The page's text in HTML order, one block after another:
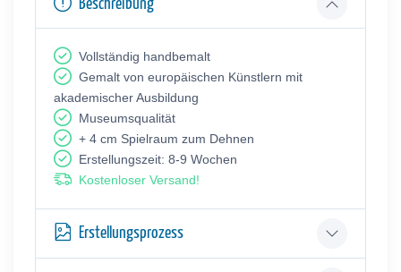
Beschreibung
Vollständig handbemalt
Gemalt von europäischen Künstlern mit
akademischer Ausbildung
Museumsqualität
+ 4 cm Spielraum zum Dehnen
Erstellungszeit: 8-9 Wochen
Kostenloser Versand!
Erstellungsprozess